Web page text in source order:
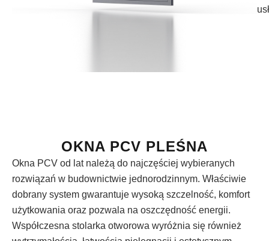
OKNA PCV PLEŚNA
Okna PCV od lat należą do najczęściej wybieranych
rozwiązań w budownictwie jednorodzinnym. Właściwie
dobrany system gwarantuje wysoką szczelność, komfort
użytkowania oraz pozwala na oszczędność energii.
Współczesna stolarka otworowa wyróżnia się również